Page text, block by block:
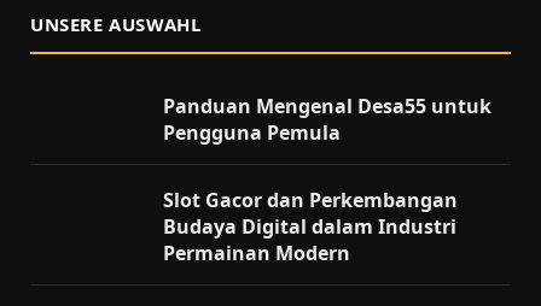
UNSERE AUSWAHL
Panduan Mengenal Desa55 untuk
Pengguna Pemula
Slot Gacor dan Perkembangan
Budaya Digital dalam Industri
Permainan Modern